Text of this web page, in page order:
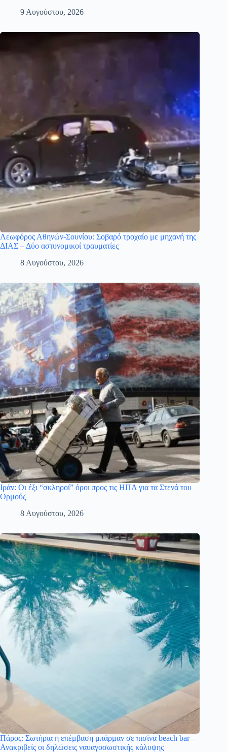
9 Αυγούστου, 2026
Λεωφόρος Αθηνών-Σουνίου: Σοβαρό τροχαίο με μηχανή της
ΔΙΑΣ – Δύο αστυνομικοί τραυματίες
8 Αυγούστου, 2026
Ιράν: Οι έξι “σκληροί” όροι προς τις ΗΠΑ για τα Στενά του
Ορμούζ
8 Αυγούστου, 2026
Πάρος: Σωτήρια η επέμβαση μπάρμαν σε πισίνα beach bar –
Ανακριβείς οι δηλώσεις ναυαγοσωστικής κάλυψης